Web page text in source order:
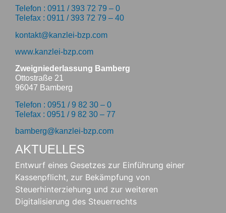
Telefon : 0911 / 393 72 79 – 0
Telefax : 0911 / 393 72 79 – 40
kontakt@kanzlei-bzp.com
www.kanzlei-bzp.com
Zweigniederlassung Bamberg
Ottostraße 21
96047 Bamberg
Telefon : 0951 / 9 82 30 – 0
Telefax : 0951 / 9 82 30 – 77
bamberg@kanzlei-bzp.com
AKTUELLES
Entwurf eines Gesetzes zur Einführung einer
Kassenpflicht, zur Bekämpfung von
Steuerhinterziehung und zur weiteren
Digitalisierung des Steuerrechts